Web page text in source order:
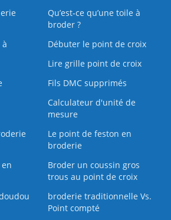
Qu’est‑ce qu’une toile à
broder ?
Débuter le point de croix
Lire grille point de croix
Fils DMC supprimés
Calculateur d'unité de
mesure
Le point de feston en
broderie
Broder un coussin gros
trous au point de croix
broderie traditionnelle Vs.
Point compté